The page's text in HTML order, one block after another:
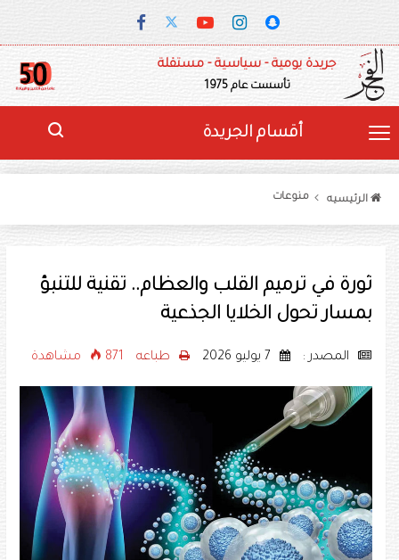
جريدة يومية - سياسية - مستقلة
تأسست عام 1975
أقسام الجريدة
الرئيسيه منوعات
ثورة في ترميم القلب والعظام.. تقنية للتنبؤ
بمسار تحول الخلايا الجذعية
المصدر : طباعه 871 مشاهدة